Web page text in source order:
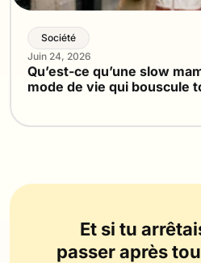
Société
Juin 24, 2026
Qu’est-ce qu’une slow
mode de vie qui bouscule
Et si tu
passer après